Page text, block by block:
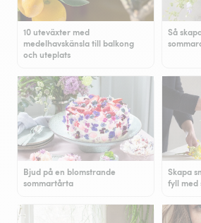
10 uteväxter med
medelhavskänsla till balkong
och uteplats
Så
Bjud på en blomstrande
sommartårta
Skapa
fyll med